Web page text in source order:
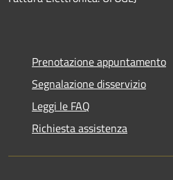
Prenotazione appuntamento
Segnalazione disservizio
Leggi le FAQ
Richiesta assistenza